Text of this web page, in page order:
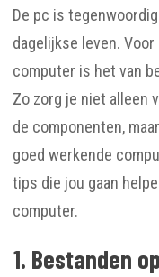
De pc is
dagelijkse leven.
computer is het van
Zo zorg je niet alleen
de componenten,
goed werkende
tips die jou gaan
computer.
1. Bestanden